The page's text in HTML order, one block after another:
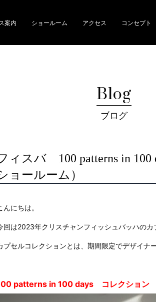
案内 ショールーム アクセス コンセプト
Blog
ブログ
ィスバ 100 patterns in
ョールーム）
んにちは。
回は2023年クリスチャンフィッシュバッハのカ
プセルコレクションとは、期間限定でデザイナ
patterns in 100 days コレクション